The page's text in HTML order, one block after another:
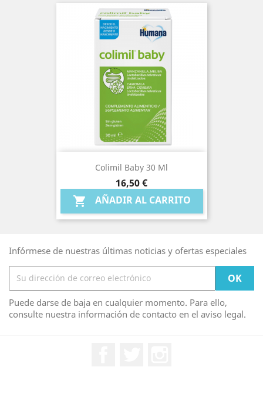
Colimil Baby 30 Ml
Precio
16,50 €
 AÑADIR AL CARRITO
Infórmese de nuestras últimas noticias y ofertas especiales
Puede darse de baja en cualquier momento. Para ello,
consulte nuestra información de contacto en el aviso legal.